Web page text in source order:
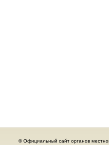
© Официальный сайт органов